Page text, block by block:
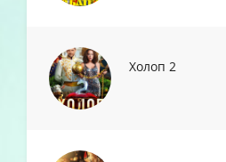
Холоп 2